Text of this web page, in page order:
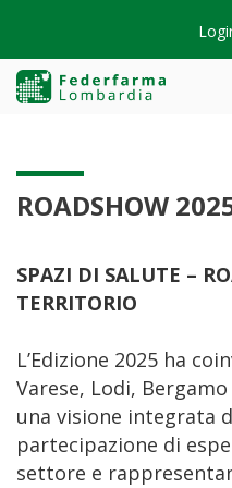
ROADSHOW
SPAZI DI SALUTE –
TERRITORIO
L’Edizione 2025 ha
Varese, Lodi,
una visione integrata
partecipazione di
settore e